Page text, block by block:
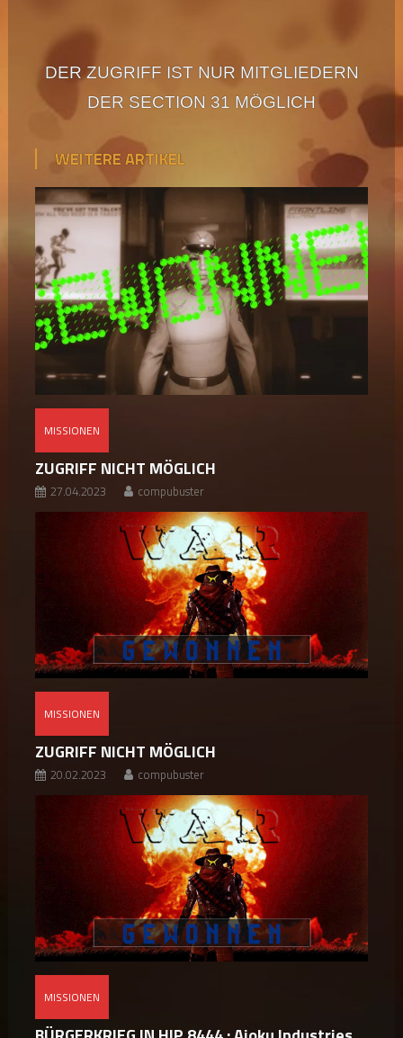
DER ZUGRIFF IST NUR MITGLIEDERN
DER SECTION 31 MÖGLICH
WEITERE ARTIKEL
MISSIONEN
ZUGRIFF NICHT MÖGLICH
27.04.2023 compubuster
MISSIONEN
ZUGRIFF NICHT MÖGLICH
20.02.2023 compubuster
MISSIONEN